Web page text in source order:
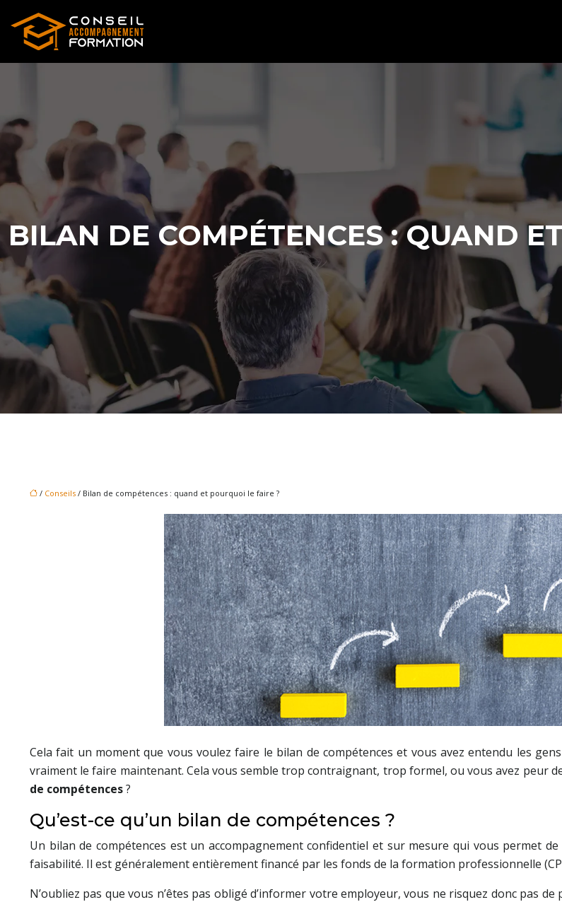
BILAN DE COMPÉTENCES : QUAND
/ Conseils / Bilan de compétences : quand et pourquoi le faire ?
Cela fait un moment que vous voulez faire le bilan de compétences et vous avez entendu les
vraiment le faire maintenant. Cela vous semble trop contraignant, trop formel, ou vous avez peur
de compétences?
Qu’est-ce qu’un bilan de compétences ?
Un bilan de compétences est un accompagnement confidentiel et sur mesure qui vous permet
faisabilité. Il est généralement entièrement financé par les fonds de la formation professionnelle
N’oubliez pas que vous n’êtes pas obligé d’informer votre employeur, vous ne risquez donc pas